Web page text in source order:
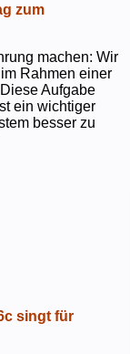
zum
machen: Wir
Rahmen einer
Aufgabe
ein wichtiger
besser zu
singt für